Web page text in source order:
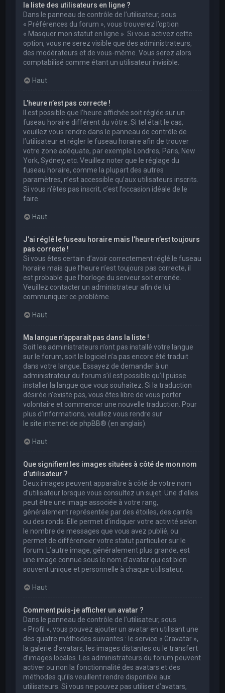
la liste des utilisateurs en ligne ?
Dans le panneau de contrôle de l’utilisateur, sous
« Préférences du forum », vous trouverez l’option
« Masquer mon statut en ligne ». Si vous activez cette
option, vous ne serez visible que des administrateurs,
des modérateurs et de vous-même. Vous serez alors
comptabilisé comme étant un utilisateur invisible.
Haut
L’heure n’est pas correcte !
Il est possible que l’heure affichée soit réglée sur un
fuseau horaire différent du vôtre. Si tel était le cas,
veuillez vous rendre dans le panneau de contrôle de
l’utilisateur et régler le fuseau horaire afin de trouver
votre zone adéquate, par exemple Londres, Paris, New
York, Sydney, etc. Veuillez noter que le réglage du
fuseau horaire, comme la plupart des autres
paramètres, n’est accessible qu’aux utilisateurs inscrits.
Si vous n’êtes pas inscrit, c’est l’occasion idéale de le
faire.
Haut
J’ai réglé le fuseau horaire mais l’heure n’est toujours
pas correcte !
Si vous êtes certain d’avoir correctement réglé le fuseau
horaire mais que l’heure n’est toujours pas correcte, il
est probable que l’horloge du serveur soit erronée.
Veuillez contacter un administrateur afin de lui
communiquer ce problème.
Haut
Ma langue n’apparaît pas dans la liste !
Soit les administrateurs n’ont pas installé votre langue
sur le forum, soit le logiciel n’a pas encore été traduit
dans votre langue. Essayez de demander à un
administrateur du forum s’il est possible qu’il puisse
installer la langue que vous souhaitez. Si la traduction
désirée n’existe pas, vous êtes libre de vous porter
volontaire et commencer une nouvelle traduction. Pour
plus d’informations, veuillez vous rendre sur
le site internet de phpBB® (en anglais).
Haut
Que signifient les images situées à côté de mon nom
d’utilisateur ?
Deux images peuvent apparaître à côté de votre nom
d’utilisateur lorsque vous consultez un sujet. Une d’elles
peut être une image associée à votre rang,
généralement représentée par des étoiles, des carrés
ou des ronds. Elle permet d’indiquer votre activité selon
le nombre de messages que vous avez publié, ou
permet de différencier votre statut particulier sur le
forum. L’autre image, généralement plus grande, est
une image connue sous le nom d’avatar qui est bien
souvent unique et personnelle à chaque utilisateur.
Haut
Comment puis-je afficher un avatar ?
Dans le panneau de contrôle de l’utilisateur, sous
« Profil », vous pouvez ajouter un avatar en utilisant une
des quatre méthodes suivantes : le service « Gravatar »,
la galerie d’avatars, les images distantes ou le transfert
d’images locales. Les administrateurs du forum peuvent
activer ou non la fonctionnalité des avatars et des
méthodes qu’ils veuillent rendre disponible aux
utilisateurs. Si vous ne pouvez pas utiliser d’avatars,